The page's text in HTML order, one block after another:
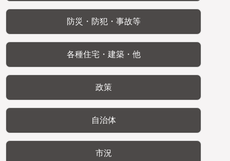
防災・防犯・事故等
各種住宅・建築・他
政策
自治体
市況